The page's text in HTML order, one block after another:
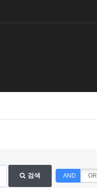
검색 AND OR